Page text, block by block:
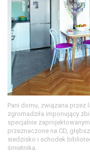
Pani domu, związana przez
zgromadziła imponujący
specjalnie
przeznaczone na CD,
siedzisko i schodek
śmietnika.